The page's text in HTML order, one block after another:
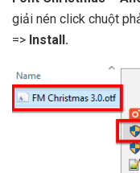
giải nén click chuột
=> Install.